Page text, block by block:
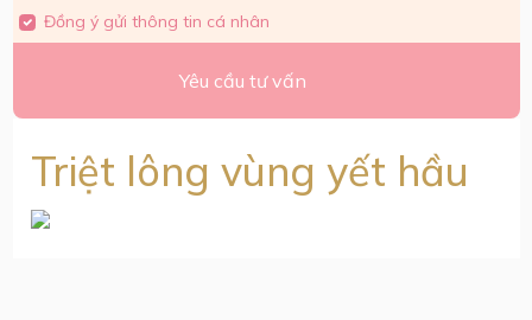
Đồng ý gửi thông tin cá nhân
Yêu cầu tư vấn
Triệt lông vùng yết hầu